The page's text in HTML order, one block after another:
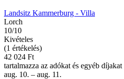
Landsitz Kammerburg - Villa
Lorch
10/10
Kivételes
(1 értékelés)
42 024 Ft
tartalmazza az adókat és egyéb díjakat
aug. 10. – aug. 11.